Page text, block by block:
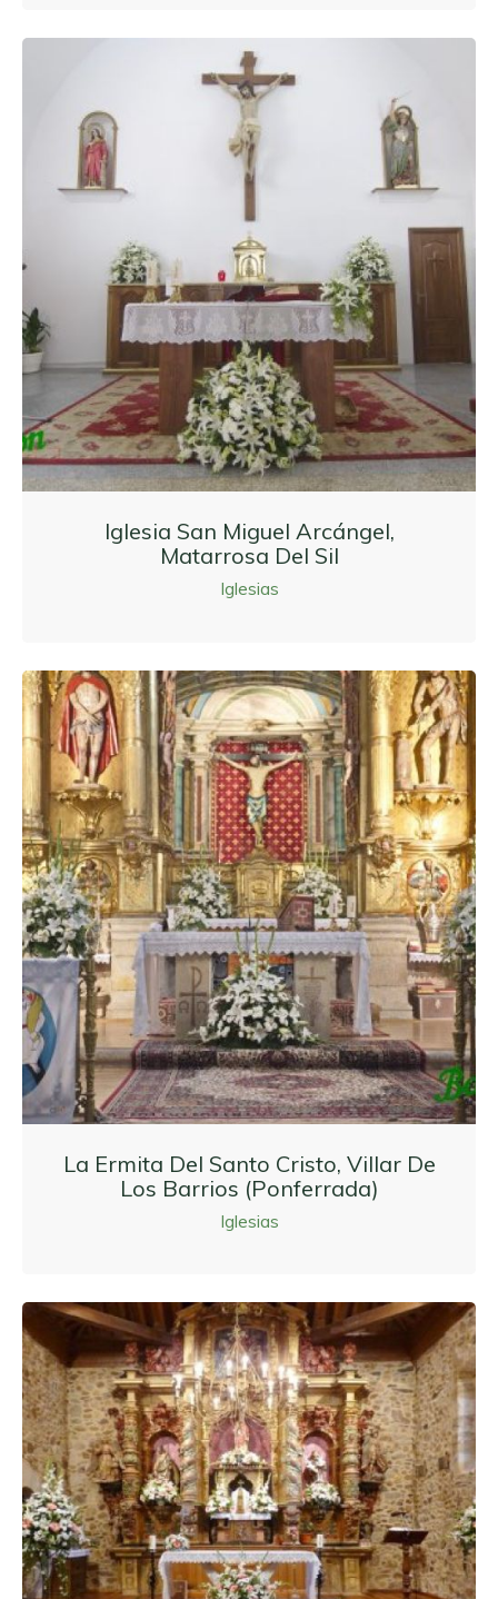
Iglesia San Miguel Arcángel,
Matarrosa Del Sil
Iglesias
La Ermita Del Santo Cristo, Villar De
Los Barrios (Ponferrada)
Iglesias